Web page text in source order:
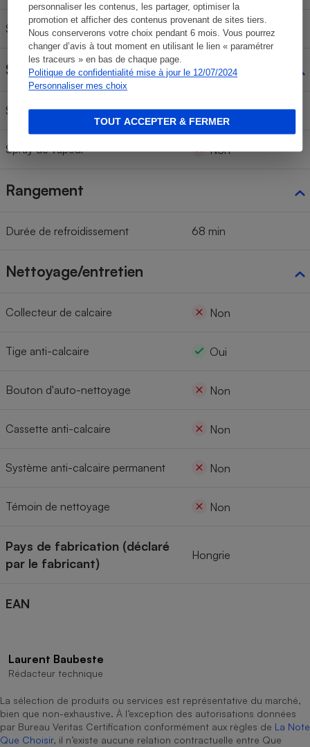
personnaliser les contenus, les partager, optimiser la
promotion et afficher des contenus provenant de sites tiers.
Nous conserverons votre choix pendant 6 mois. Vous pourrez
changer d’avis à tout moment en utilisant le lien « paramétrer
les traceurs » en bas de chaque page.
Politique de confidentialité mise à jour le 12/07/2024
Personnaliser mes choix
TOUT ACCEPTER & FERMER
Système anti-gouttes Oui
Sprays
Spray Oui
Spray de vapeur Non
Rangement
Durée de refroidissement 68 min
Nettoyage/entretien
Collecteur de calcaire Non
Tige anti-calcaire Oui
Bouton d'auto-nettoyage Non
Cassette anti-calcaire Non
Système anti-calcaire permanent Non
Témoin de nettoyage Non
Pays de fabrication (déclaré
par le fabricant)
Hongrie
EAN
Laurent Baubeste
Rédacteur technique
La sélection de produits ou services est représentative du marché,
bien que non-exhaustive. À l’exception des autorisations données
par Bureau Veritas Certification conformément aux règles de La Note
Que Choisir, il n’existe aucune relation contractuelle entre Que